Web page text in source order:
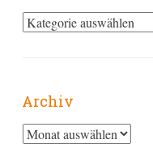
Kategorien
Archiv
Archiv